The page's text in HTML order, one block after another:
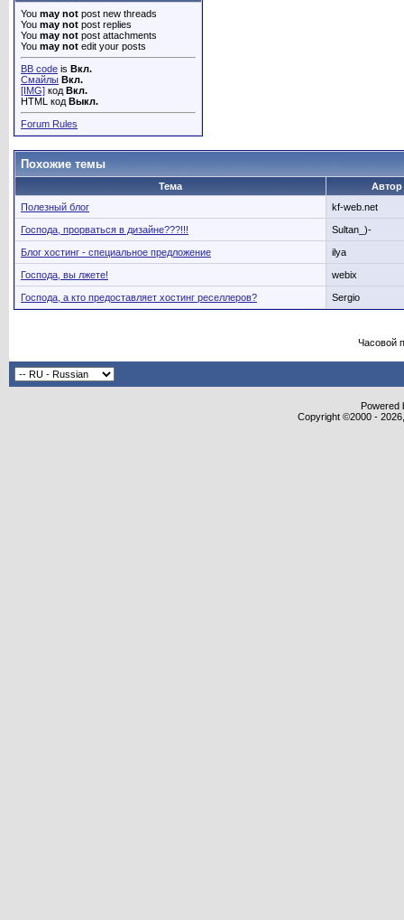
You may not post new threads
You may not post replies
You may not post attachments
You may not edit your posts
BB code is Вкл.
Смайлы Вкл.
[IMG] код Вкл.
HTML код Выкл.
Forum Rules
Похожие темы
Тема
Автор
Полезный блог
kf-web.net
Господа, прорваться в дизайне???!!! Sultan_)-
Блог хостинг - специальное предложение ilya
Господа, вы лжете! webix
Господа, а кто предоставляет хостинг реселлеров? Sergio
Часовой
Powered
Copyright ©2000 -